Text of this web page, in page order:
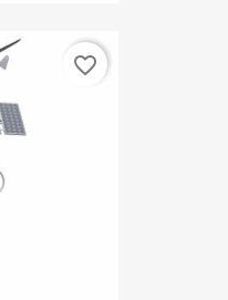
favorite_border